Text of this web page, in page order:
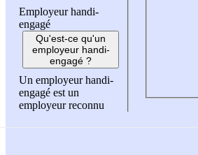
Employeur handi-
engagé
Qu'est-ce qu'un
employeur handi-
engagé ?
Un employeur handi-
engagé est un
employeur reconnu